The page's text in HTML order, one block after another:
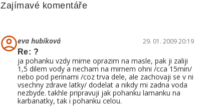
Zajímavé komentáře
eva hubíková
29. 01. 2009 20:19
Re: ?
ja pohanku vzdy mirne oprazim na masle, pak ji zaliji
1,5 dilem vody a necham na mirnem ohni /cca 15min/
nebo pod perinami /coz trva dele, ale zachovaji se v ni
vsechny zdrave latky/ dodelat a nikdy mi zadna voda
nezbyde. takhle pripravuji jak pohanku lamanku na
karbanatky, tak i pohanku celou.